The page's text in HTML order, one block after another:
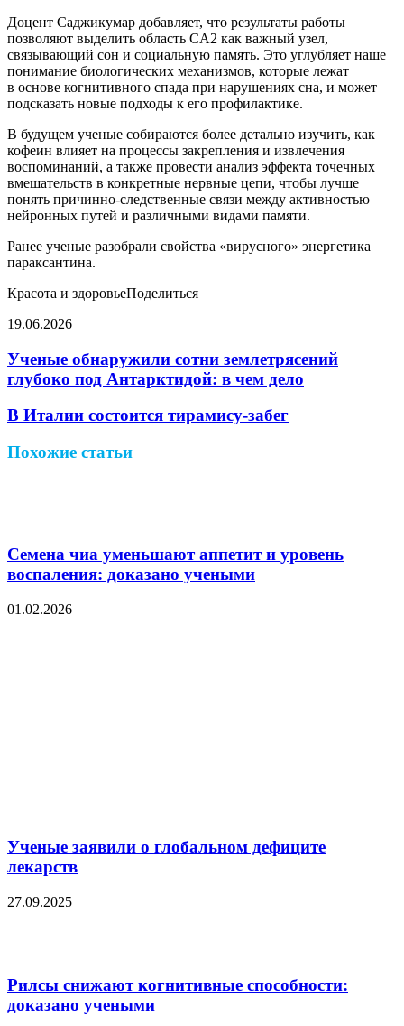
Доцент Саджикумар добавляет, что результаты работы
позволяют выделить область CA2 как важный узел,
связывающий сон и социальную память. Это углубляет наше
понимание биологических механизмов, которые лежат
в основе когнитивного спада при нарушениях сна, и может
подсказать новые подходы к его профилактике.
В будущем ученые собираются более детально изучить, как
кофеин влияет на процессы закрепления и извлечения
воспоминаний, а также провести анализ эффекта точечных
вмешательств в конкретные нервные цепи, чтобы лучше
понять причинно-следственные связи между активностью
нейронных путей и различными видами памяти.
Ранее ученые разобрали свойства «вирусного» энергетика
параксантина.
Красота и здоровьеПоделиться
19.06.2026
через
электронную
почту
Ученые обнаружили сотни землетрясений
глубоко под Антарктидой: в чем дело
В Италии состоится тирамису-забег
Похожие статьи
Семена чиа уменьшают аппетит и уровень
воспаления: доказано учеными
01.02.2026
Ученые заявили о глобальном дефиците
лекарств
27.09.2025
Рилсы снижают когнитивные способности:
доказано учеными